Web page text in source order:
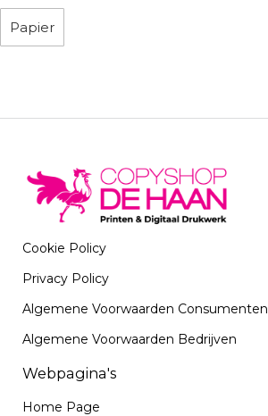
Papier
Cookie Policy
Privacy Policy
Algemene Voorwaarden Consumenten
Algemene Voorwaarden Bedrijven
Webpagina's
Home Page